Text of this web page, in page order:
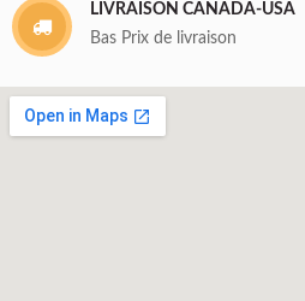
LIVRAISON CANADA-USA
Bas Prix de livraison